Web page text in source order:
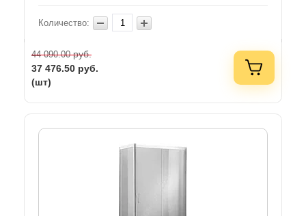
Количество:
44 090.00руб.
37 476.50 руб.
(шт)